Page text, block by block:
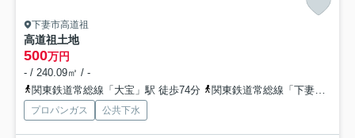
下妻市高道祖
高道祖土地
500万円
- / 240.09㎡ / -
関東鉄道常総線「大宝」駅 徒歩74分
関東鉄道常総線「下妻」駅 徒歩70分
プロパンガス 公共下水